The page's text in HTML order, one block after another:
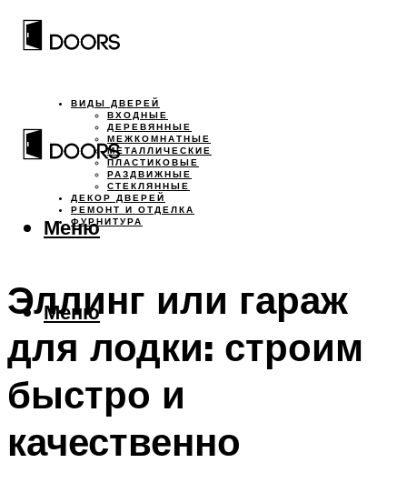
ВИДЫ ДВЕРЕЙ
ВХОДНЫЕ
ДЕРЕВЯННЫЕ
МЕЖКОМНАТНЫЕ
МЕТАЛЛИЧЕСКИЕ
ПЛАСТИКОВЫЕ
РАЗДВИЖНЫЕ
СТЕКЛЯННЫЕ
ДЕКОР ДВЕРЕЙ
РЕМОНТ И ОТДЕЛКА
ФУРНИТУРА
Меню
Меню
Эллинг или гараж
для лодки: строим
быстро и
качественно